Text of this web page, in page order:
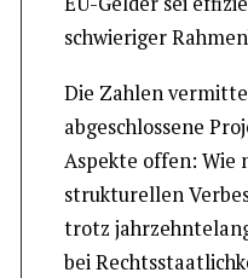
schwieriger
Die Zahlen
abgeschlossene
Aspekte offen: Wie
strukturellen
trotz
bei